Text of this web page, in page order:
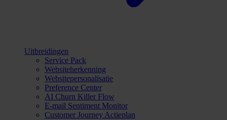
Uitbreidingen
Service Pack
Websiteherkenning
Websitepersonalisatie
Preference Center
AI Churn Killer Flow
E-mail Sentiment Monitor
Customer Journey Actieplan